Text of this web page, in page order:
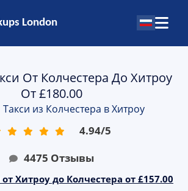
London
От Колчестера До Хитроу
От £180.00
Такси из Колчестера в Хитроу
4.94/5
4475 Отзывы
Хитроу до Колчестера от £157.00